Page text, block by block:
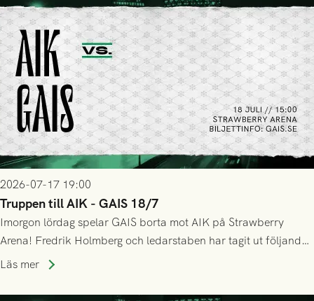
2026-07-17 19:00
Truppen till AIK - GAIS 18/7
Imorgon lördag spelar GAIS borta mot AIK på Strawberry
Arena! Fredrik Holmberg och ledarstaben har tagit ut följande
trupp till matchen:
Läs mer